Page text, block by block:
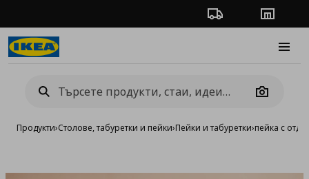
Проследяване на
Camera
Продукти›Столове, табуретки и пейки›Пейки и табуретки›пейка с